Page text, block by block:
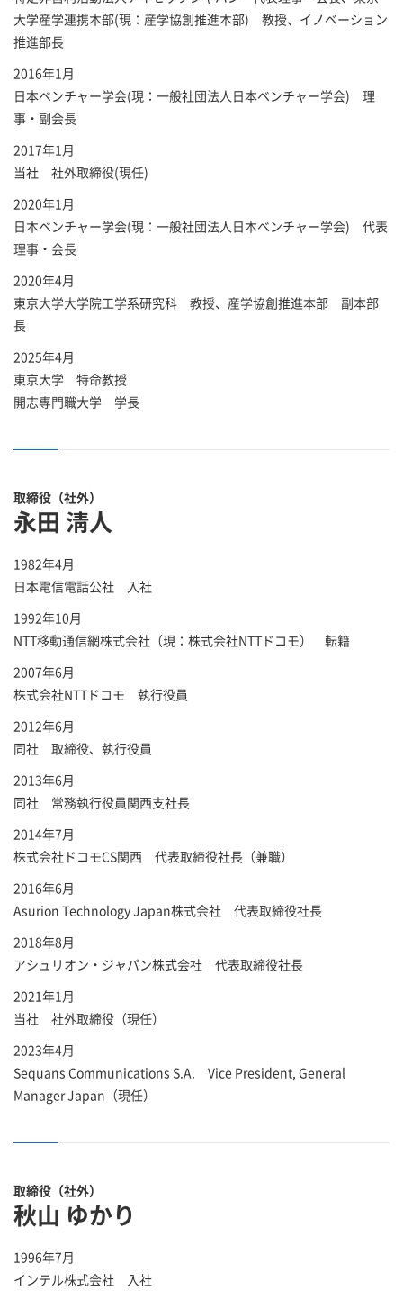
大学産学連携本部(現：産学協創推進本部) 教授、イノベーション
推進部長
2016年1月
日本ベンチャー学会(現：一般社団法人日本ベンチャー学会) 理
事・副会長
2017年1月
当社 社外取締役(現任)
2020年1月
日本ベンチャー学会(現：一般社団法人日本ベンチャー学会) 代表
理事・会長
2020年4月
東京大学大学院工学系研究科 教授、産学協創推進本部 副本部
長
2025年4月
東京大学 特命教授
開志専門職大学 学長
取締役（社外）
永田 淸人
1982年4月
日本電信電話公社 入社
1992年10月
NTT移動通信網株式会社（現：株式会社NTTドコモ） 転籍
2007年6月
株式会社NTTドコモ 執行役員
2012年6月
同社 取締役、執行役員
2013年6月
同社 常務執行役員関西支社長
2014年7月
株式会社ドコモCS関西 代表取締役社長（兼職）
2016年6月
Asurion Technology Japan株式会社 代表取締役社長
2018年8月
アシュリオン・ジャパン株式会社 代表取締役社長
2021年1月
当社 社外取締役（現任）
2023年4月
Sequans Communications S.A. Vice President, General
Manager Japan（現任）
取締役（社外）
秋山 ゆかり
1996年7月
インテル株式会社 入社